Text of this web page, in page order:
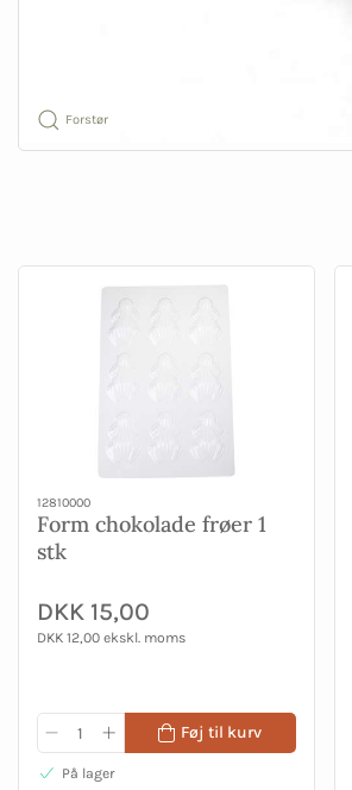
Forstør
12810000
Form chokolade frøer 1
stk
DKK 15,00
DKK 12,00 ekskl. moms
Føj til kurv
På lager